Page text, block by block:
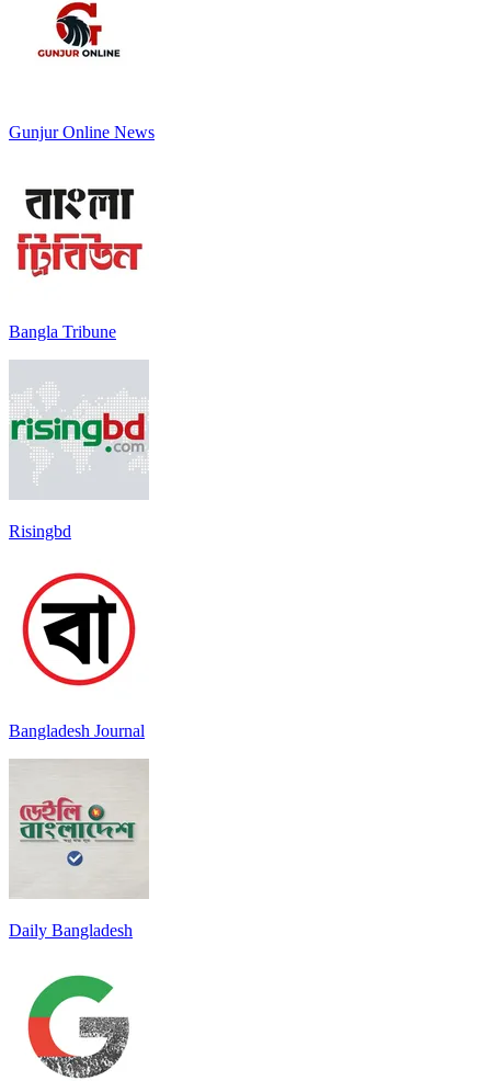
Gunjur Online News
Bangla Tribune
Risingbd
Bangladesh Journal
Daily Bangladesh